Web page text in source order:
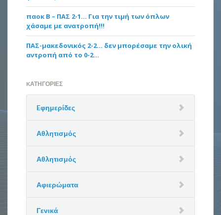
παοκ Β – ΠΑΣ 2-1… Για την τιμή των όπλων
χάσαμε με ανατροπή!!!
ΠΑΣ-μακεδονικός 2-2… δεν μπορέσαμε την ολική
αντροπή από το 0-2…
KΑΤΗΓΟΡΊΕΣ
Eφημερίδες
Αθλητισμός
Αθλητισμός
Αφιερώματα
Γενικά